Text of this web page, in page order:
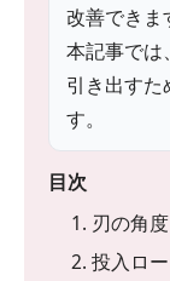
改善できま
本記事では
引き出すた
す。
目次
1. 刃の角
2. 投入ロ